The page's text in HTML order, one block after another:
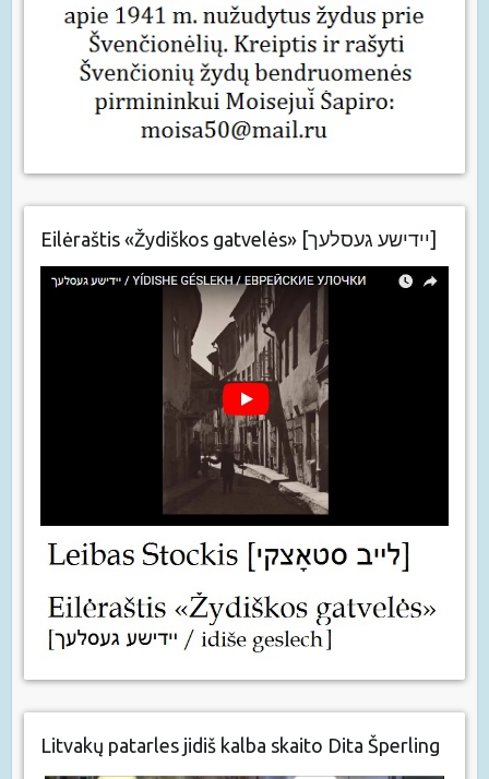
Eilėraštis «Žydiškos gatvelės» [יידישע געסלעך]
Litvakų patarles jidiš kalba skaito Dita Šperling